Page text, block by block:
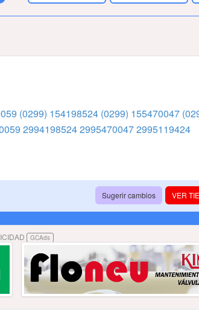
(0299) 154198524 (0299) 155470047
299419852429954700472995119424
VER
Sugerir cambios
GCAds